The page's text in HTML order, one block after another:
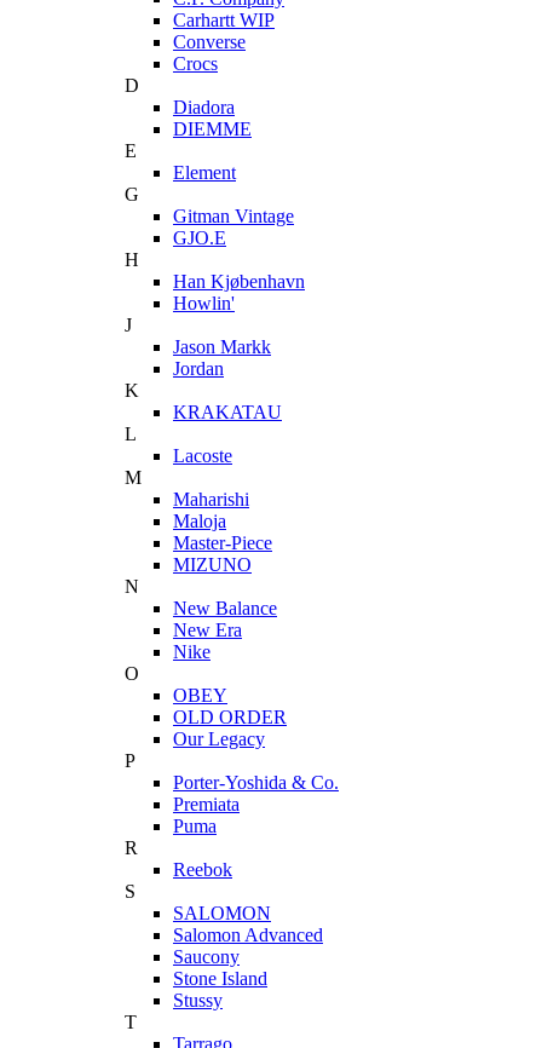
Carhartt WIP
Converse
Crocs
D
Diadora
DIEMME
E
Element
G
Gitman Vintage
GJO.E
H
Han Kjøbenhavn
Howlin'
J
Jason Markk
Jordan
K
KRAKATAU
L
Lacoste
M
Maharishi
Maloja
Master-Piece
MIZUNO
N
New Balance
New Era
Nike
O
OBEY
OLD ORDER
Our Legacy
P
Porter-Yoshida & Co.
Premiata
Puma
R
Reebok
S
SALOMON
Salomon Advanced
Saucony
Stone Island
Stussy
T
Tarrago